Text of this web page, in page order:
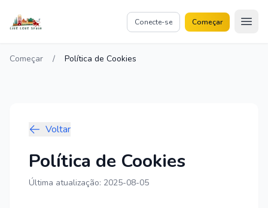
Conecte-se Começar
Começar / Política de Cookies
Voltar
Política de Cookies
Última atualização: 2025-08-05